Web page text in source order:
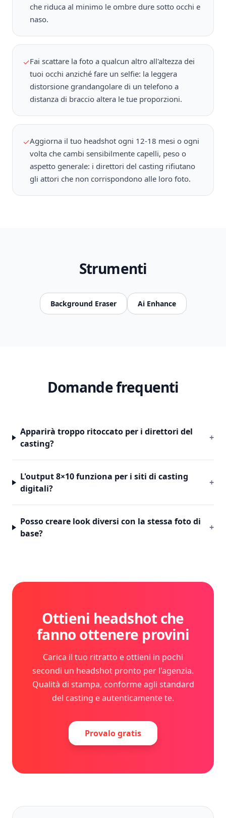
che riduca al minimo le ombre dure sotto occhi e
naso.
✓Fai scattare la foto a qualcun altro all'altezza dei
tuoi occhi anziché fare un selfie: la leggera
distorsione grandangolare di un telefono a
distanza di braccio altera le tue proporzioni.
✓Aggiorna il tuo headshot ogni 12-18 mesi o ogni
volta che cambi sensibilmente capelli, peso o
aspetto generale: i direttori del casting rifiutano
gli attori che non corrispondono alle loro foto.
Strumenti
Background Eraser Ai Enhance
Domande frequenti
Apparirà troppo ritoccato per i direttori del
casting?
+
L'output 8×10 funziona per i siti di casting
digitali?
+
Posso creare look diversi con la stessa foto di
base?
+
Ottieni headshot che
fanno ottenere provini
Carica il tuo ritratto e ottieni in pochi
secondi un headshot pronto per l'agenzia.
Qualità di stampa, conforme agli standard
del casting e autenticamente te.
Provalo gratis